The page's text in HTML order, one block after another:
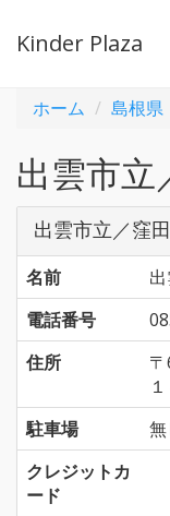
Kinder Plaza
ホーム 島根県
出雲市立
出雲市立／窪
名前
電話番号
住所
駐車場
無
クレジットカ
ード